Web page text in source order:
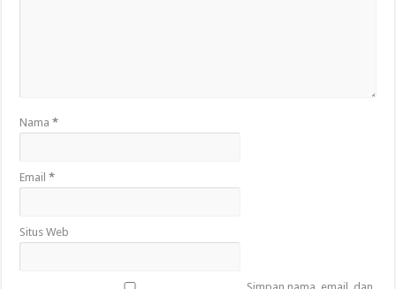
Nama*
Email*
Situs Web